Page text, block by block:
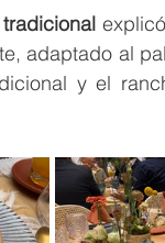
adaptado al
y el